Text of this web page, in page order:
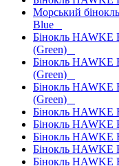
Морський
Blue
Бінокль HAWKE
(Green)
Бінокль HAWKE
(Green)
Бінокль HAWKE
(Green)
Бінокль HAWKE
Бінокль HAWKE
Бінокль HAWKE
Бінокль HAWKE
Бінокль HAWKE